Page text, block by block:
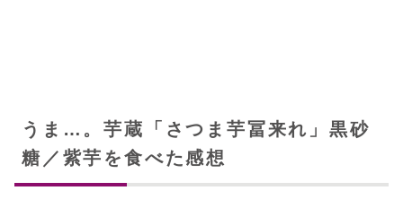
うま…。芋蔵「さつま芋冨来れ」黒砂
糖／紫芋を食べた感想